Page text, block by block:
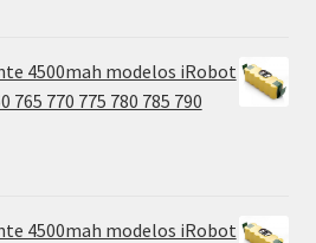
4500mah modelos iRobot
765 770 775 780 785 790
4500mah modelos iRobot